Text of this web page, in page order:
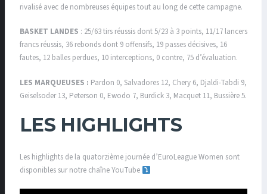
rivalisé avec de nombreuses équipes tout au long de cette campagne.
BASKET LANDES : 25/63 tirs réussis dont 5/23 à 3 points, 11/17 lancers
francs réussis, 36 rebonds dont 9 offensifs, 19 passes décisives, 16
fautes, 12 balles perdues, 10 interceptions, 0 contre, 75 d’évaluation.
LES MARQUEUSES : Pardon 0, Salvadores 12, Chery 6, Djaldi-Tabdi 9,
Geiselsoder 13, Peterson 0, Ewodo 7, Burdick 3, Macquet 11, Bussière 5.
LES HIGHLIGHTS
Les highlights de la quatorzième journée d’EuroLeague Women sont
disponibles sur notre chaîne YouTube